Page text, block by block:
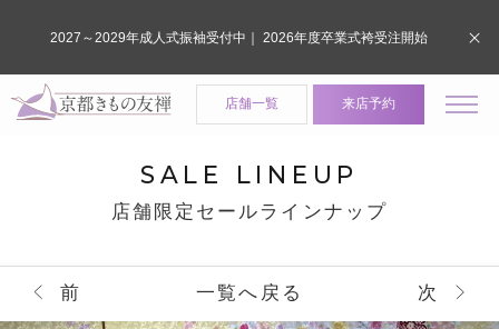
店舗一覧 来店予約
SALE LINEUP
店舗限定セールラインナップ
前 一覧へ戻る 次
2027～2029年成人式振袖受付中｜ 2026年度卒業式袴受注開始